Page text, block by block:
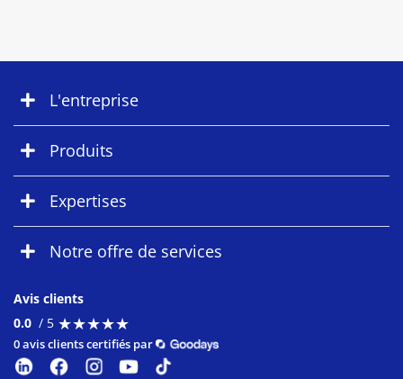
L'entreprise
Produits
Expertises
Notre offre de services
Avis clients
0.0 / 5 ★★★★★
★★★★★
0 avis clients certifiés par